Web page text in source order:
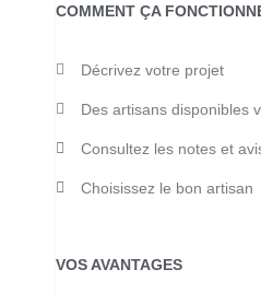
COMMENT ÇA
Décrivez votre projet
Des artisans disponibles
Consultez les notes et
Choisissez le bon artisan
VOS AVANTAGES